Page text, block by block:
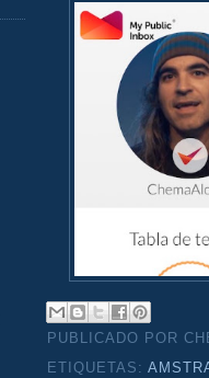
PUBLICADO POR
ETIQUETAS: